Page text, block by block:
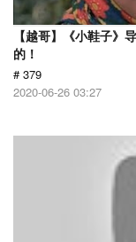
【越哥】《小鞋子》
的！
# 379
2020-06-26 03:27